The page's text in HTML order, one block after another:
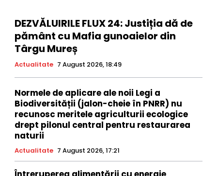
DEZVĂLUIRILE FLUX 24: Justiția dă de
pământ cu Mafia gunoaielor din
Târgu Mureș
Actualitate 7 August 2026, 18:49
Normele de aplicare ale noii Legi a
Biodiversității (jalon-cheie în PNRR) nu
recunosc meritele agriculturii ecologice
drept pilonul central pentru restaurarea
naturii
Actualitate 7 August 2026, 17:21